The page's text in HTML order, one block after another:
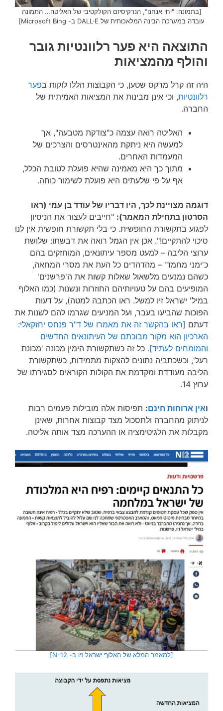
[בתמונה: "יחי אנחנו", הנרקיסיזם הקולקטיבי של האליטה… התמונה
עובדה במערכת הבינה המלאכותית של DALL·E ב- Microsoft Bing]
התוצאה היא פער רלוונטיות גובר
והולף מהמציאות
היה זה קרל מרקס שטען, כי הקבוצות הללו לוקות בפער
רלוונטיות, וכי אינן מבינות את המציאות האמיתית של
החברה.
האליטה רואה עצמה כ"צודקת מטבעה", אך
למעשה היא ניתקת מהאינטרסים והצרכים של
המעמדות האחרים.
מתוך כך היא מאמינה שהיא פועלת לטובת הכלל,
אף על פי שלעתים היא פועלת לשימור כוחה.
דוגמה מצויינת לכך, היו דבריו של עודד בן עמי (ראו
הסרטון בתחילת המאמר): "חייבים לעצור את הניסיון
לפגוע בתקשורת החופשית. כי בלי תקשורת חופשית אין לנו
סיכוי להתקיים!". אכן אין הגמל רואה את דבשתו: שלושת
ערוצי הליבה – למעט מספר עיתונאים, המוחזקים בהם
כ'ימני מחמד' – מהדהדים כל העת את מסרי המחאה,
כשהם נמנעים מלשאול שאלות קשות את ה'פרשנים'
המופיעים בהם על טעויותיהם החוזרות ונשנות (כמו האלוף
במיל' ישראל זיו למשל. ראו הכתבה למטה), על דעות
הפוכות שהביעו בעבר, ועל המניעים שגרמו להם לשנות את
דעתם [ראו בהקשר זה את מאמרו של ד"ר פנחס יחזקאלי:
הארכיון הוא מקור מבוכתם של העיתונאים החדשים
והמומחים לעתיד]. כל זה כשתקשורת הימין מכונה 'מכונת
רעל', וכשכתביה נתונים להצקות מתמידות, כשתקשורת
הליבה מעודדת ומקדמת את הקולות הקוראים לסגירתו של
ערוץ 14.
ואין ארוחות חינם: תפיסות אלה מובילות פעמים רבות
לניתוק מהחברה ולתסכול מצד קבוצות אחרות, שאינן
מקבלות את הלגיטימציה או ההערכה מצד אותה אליטה.
[למאמר המלא של האלוף ישראל זיו ב- N-12]